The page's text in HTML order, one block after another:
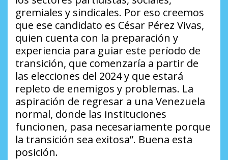
gremiales y sindicales. Por eso creemos
que ese candidato es César Pérez Vivas,
quien cuenta con la preparación y
experiencia para guiar este período de
transición, que comenzaría a partir de
las elecciones del 2024 y que estará
repleto de enemigos y problemas. La
aspiración de regresar a una Venezuela
normal, donde las instituciones
funcionen, pasa necesariamente porque
la transición sea exitosa”. Buena esta
posición.